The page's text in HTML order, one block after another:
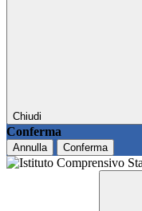
Chiudi
Conferma
Annulla Conferma